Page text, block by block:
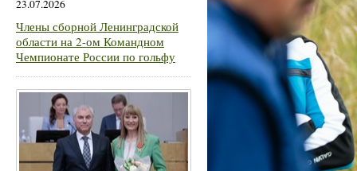
23.07.2026
Члены сборной Ленинградской
области на 2-ом Командном
Чемпионате России по гольфу